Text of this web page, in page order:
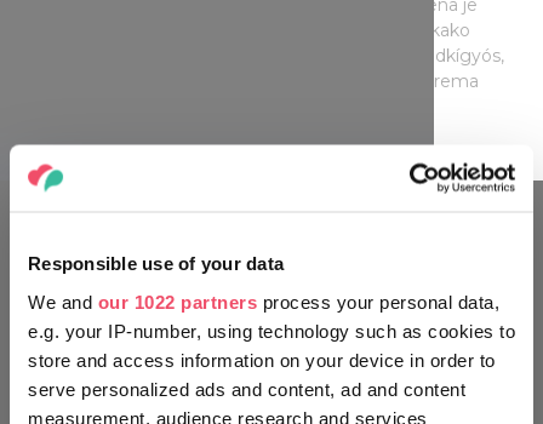
Responsible use of your data
We and our 1022 partners process your personal data,
e.g. your IP-number, using technology such as cookies to
store and access information on your device in order to
serve personalized ads and content, ad and content
measurement, audience research and services
Zgrada neorenesansnog i eklektičnog stila okružena je
francuskim vrtom i engleskim parkom. Ovdje svakako
trebate prošetati, ali prije nego što odete u Szabadkígyós,
provjerite radno vrijeme na web stranici dvorca i prema
KREĆITE SE KAO MJEŠTANI